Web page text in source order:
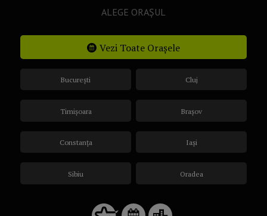
ALEGE ORAȘUL
Vezi Toate Orașele
București
Timișoara
Constanța
Sibiu
Cluj
Brașov
Iași
Oradea